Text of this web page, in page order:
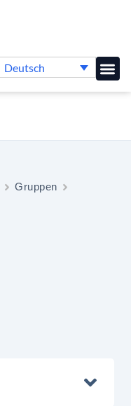
Deutsch
Gruppen